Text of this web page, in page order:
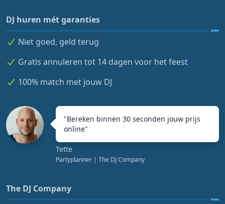
DJ huren mét garanties
Niet goed, geld terug
Gratis annuleren tot 14 dagen voor het feest
100% match met jouw DJ
"Bereken binnen 30 seconden jouw prijs
online"
Tette
Partyplanner | The DJ Company
The DJ Company